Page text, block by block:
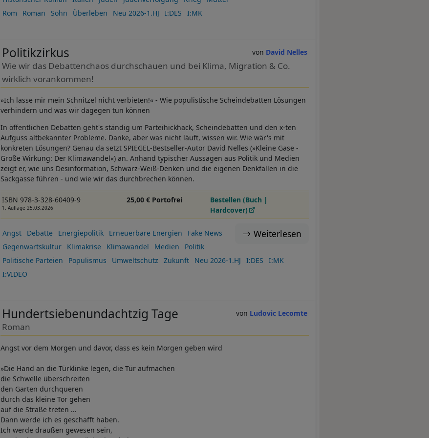
Rom
Roman Sohn Überleben Neu 2026-1.HJ I:DES I:MK
David Nelles
Politikzirkus
Wie wir das Debattenchaos durchschauen und bei Klima, Migration & Co.
wirklich vorankommen!
»Ich lasse mir mein Schnitzel nicht verbieten!« - Wie populistische Scheindebatten Lösungen
verhindern und was wir dagegen tun können
In öffentlichen Debatten geht's ständig um Parteihickhack, Scheindebatten und den x-ten
Aufguss altbekannter Probleme. Danke, aber was nicht läuft, wissen wir. Wie wär's mit
konkreten Lösungen? Genau da setzt SPIEGEL-Bestseller-Autor David Nelles (»Kleine Gase -
Große Wirkung: Der Klimawandel«) an. Anhand typischer Aussagen aus Politik und Medien
zeigt er, wie uns Desinformation, Schwarz-Weiß-Denken und die eigenen Denkfallen in die
Sackgasse führen - und wie wir das durchbrechen können.
ISBN 978-3-328-60409-9
1. Auflage 25.03.2026
25,00 € Portofrei
Bestellen (Buch |
Hardcover)
Weiterlesen
Angst Debatte Energiepolitik Erneuerbare Energien
Fake News
Gegenwartskultur
Klimakrise Klimawandel Medien
Politik
Politische Parteien
Populismus Umweltschutz Zukunft Neu 2026-1.HJ I:DES
I:MK
I:VIDEO
Ludovic Lecomte
Hundertsiebenundachtzig Tage
Roman
Angst vor dem Morgen und davor, dass es kein Morgen geben wird
»Die Hand an die Türklinke legen, die Tür aufmachen
die Schwelle überschreiten
den Garten durchqueren
durch das kleine Tor gehen
auf die Straße treten ...
Dann werde ich es geschafft haben.
Ich werde draußen gewesen sein,